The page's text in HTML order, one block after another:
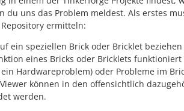
du uns das Problem meldest. Als erstes
ermitteln:
ein speziellen Brick oder Bricklet beziehen
eines Bricks oder Bricklets
Hardwareproblem) oder Probleme im
können in den offensichtlich
werden.